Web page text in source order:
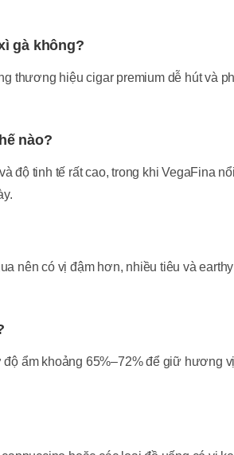
gà không?
thương hiệu cigar premium dễ hút và
nào?
độ tinh tế rất cao, trong khi VegaFina
nên có vị đậm hơn, nhiều tiêu và
ẩm khoảng 65%–72% để giữ hương